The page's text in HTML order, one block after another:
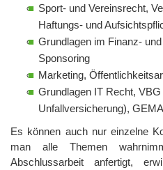
Sport- und Vereinsrecht,
Haftungs- und
Grundlagen im Finanz-
Sponsoring
Marketing,
Grundlagen IT Recht,
Unfallversicherung),
Es können auch nur einzelne
man alle Themen
Abschlussarbeit anfertigt,